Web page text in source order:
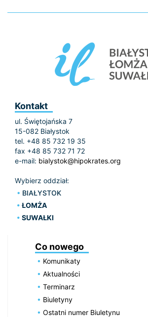
Kontakt
ul. Świętojańska 7
15-082 Białystok
tel. +48 85 732 19 35
fax +48 85 732 71 72
e-mail: bialystok@hipokrates.org
Wybierz oddział:
BIAŁYSTOK
ŁOMŻA
SUWAŁKI
Co nowego
Komunikaty
Aktualności
Terminarz
Biuletyny
Ostatni numer Biuletynu